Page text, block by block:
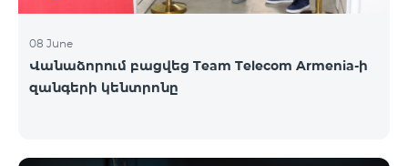
08 June
Վանաձորում բացվեց Team Telecom Armenia-ի
զանգերի կենտրոնը